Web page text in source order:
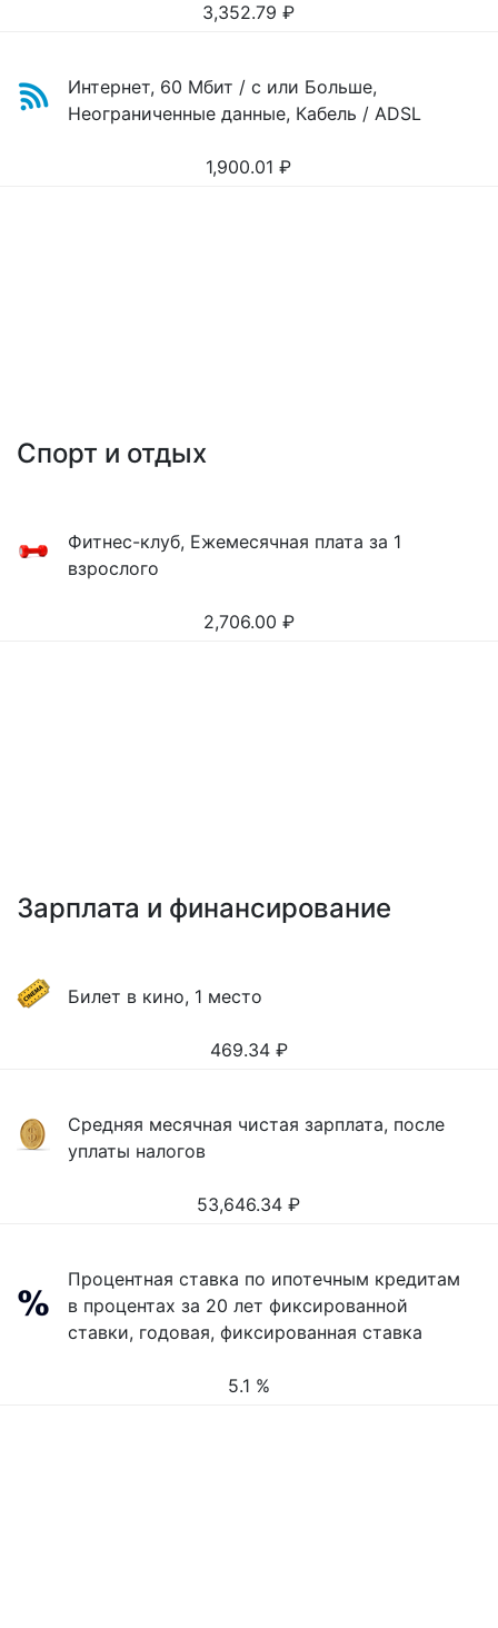
3,352.79 ₽
Интернет, 60 Мбит / с или Больше,
Неограниченные данные, Кабель / ADSL
1,900.01 ₽
Спорт и отдых
Фитнес-клуб, Ежемесячная плата за 1
взрослого
2,706.00 ₽
Зарплата и финансирование
Билет в кино, 1 место
469.34 ₽
Средняя месячная чистая зарплата, после
уплаты налогов
53,646.34 ₽
Процентная ставка по ипотечным кредитам
в процентах за 20 лет фиксированной
ставки, годовая, фиксированная ставка
5.1 %